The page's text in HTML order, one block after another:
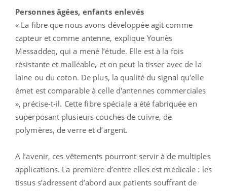
Personnes âgées, enfants enlevés
« La fibre que nous avons développée agit comme
capteur et comme antenne, explique Younès
Messaddeq, qui a mené l’étude. Elle est à la fois
résistante et malléable, et on peut la tisser avec de la
laine ou du coton. De plus, la qualité du signal qu'elle
émet est comparable à celle d'antennes commerciales
», précise-t-il. Cette fibre spéciale a été fabriquée en
superposant plusieurs couches de cuivre, de
polymères, de verre et d’argent.
A l’avenir, ces vêtements pourront servir à de multiples
applications. La première d’entre elles est médicale : les
tissus s’adressent d’abord aux patients souffrant de